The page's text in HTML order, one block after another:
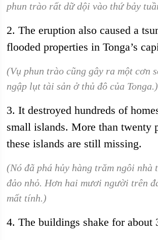
phun trào rất dữ dội vào thứ bảy
2. The eruption also caused a
flooded properties in Tonga’s
(Vụ phun trào cũng gây ra một cơn
ngập lụt tài sản ở thủ đô của Tonga.)
3. It destroyed hundreds of
small islands. More than twenty
these islands are still missing.
(Nó đã phá hủy hàng trăm ngôi nhà
đảo nhỏ. Hơn hai mươi người trên
mất tính.)
4. The buildings shake for about